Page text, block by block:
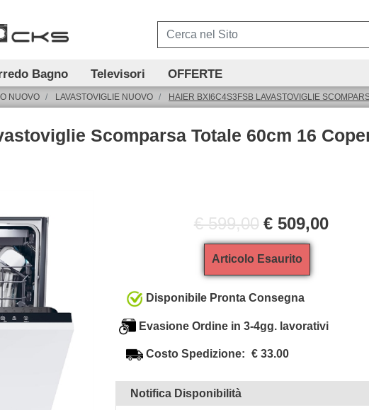
Bagno Televisori OFFERTE
NUOVO LAVASTOVIGLIE NUOVO HAIER BXI6C4S3FSB LAVASTOVIGLIE
Scomparsa Totale 60cm 16
€ 599,00 € 509,00
Articolo Esaurito
Disponibile Pronta Consegna
Evasione Ordine in 3-4gg. lavorativi
Costo Spedizione: € 33.00
Notifica Disponibilità